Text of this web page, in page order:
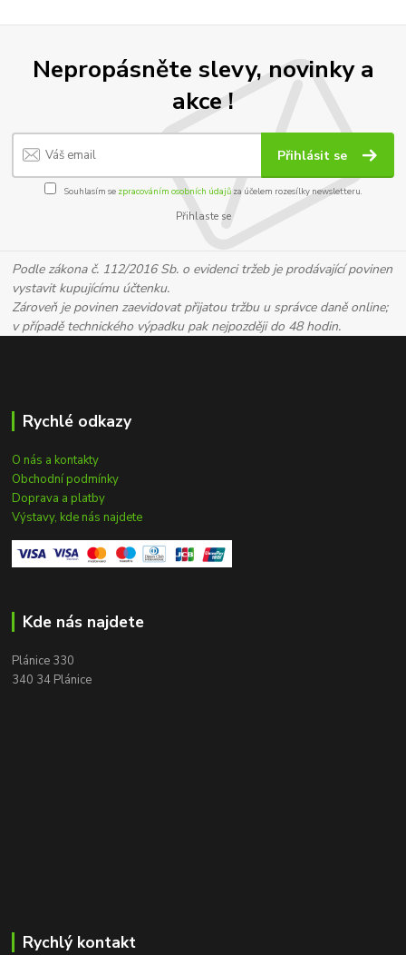
Nepropásněte slevy, novinky a
akce !
Přihlásit se
Souhlasím se zpracováním osobních údajůza účelem rozesílky newsletteru.
Přihlaste se
Podle zákona č. 112/2016 Sb. o evidenci tržeb je prodávající povinen
vystavit kupujícímu účtenku.
Zároveň je povinen zaevidovat přijatou tržbu u správce daně online;
v případě technického výpadku pak nejpozději do 48 hodin.
Rychlé odkazy
O nás a kontakty
Obchodní podmínky
Doprava a platby
Výstavy, kde nás najdete
Kde nás najdete
Plánice 330
340 34 Plánice
Rychlý kontakt